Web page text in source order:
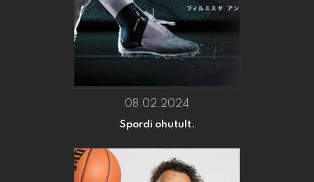
08.02.2024
Spordi ohutult.